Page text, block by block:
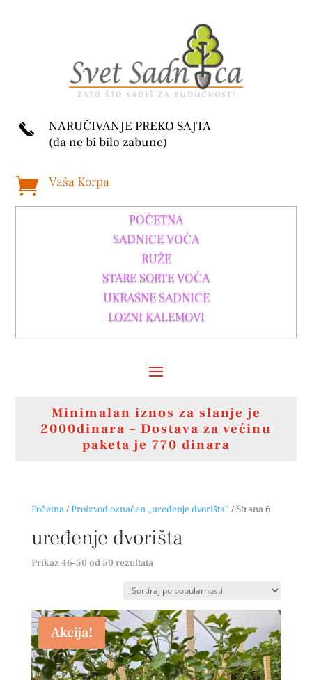
NARUČIVANJE PREKO SAJTA
(da ne bi bilo zabune)
 Vaša Korpa
POČETNA
SADNICE VOĆA
RUŽE
STARE SORTE VOĆA
UKRASNE SADNICE
LOZNI KALEMOVI
Minimalan iznos za slanje je
2000dinara – Dostava za većinu
paketa je 770 dinara
Početna/Proizvod označen „uređenje dvorišta“ / Strana 6
uređenje dvorišta
Prikaz 46–50 od 50 rezultataSortirano
popularnosti
Akcija!